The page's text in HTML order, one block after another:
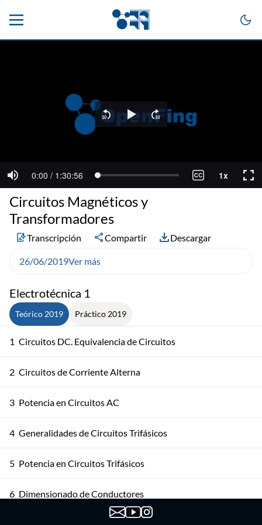
Electrotécnica 1
Teórico 2019 Práctico 2019
1 Circuitos DC. Equivalencia de Circuitos
2 Circuitos de Corriente Alterna
3 Potencia en Circuitos AC
4 Generalidades de Circuitos Trifásicos
5 Potencia en Circuitos Trifásicos
6 Dimensionado de Conductores
Circuitos Magnéticos y
Transformadores
Transcripción Compartir Descargar
26/06/2019Ver más